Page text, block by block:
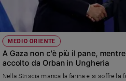
MEDIO ORIENTE
A Gaza non c'è più il pane,
accolto da Orban in Ungheria
Nella Striscia manca la farina e si soffre la